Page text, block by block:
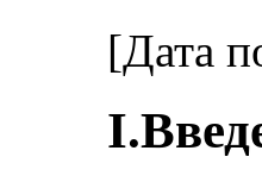
[Дата